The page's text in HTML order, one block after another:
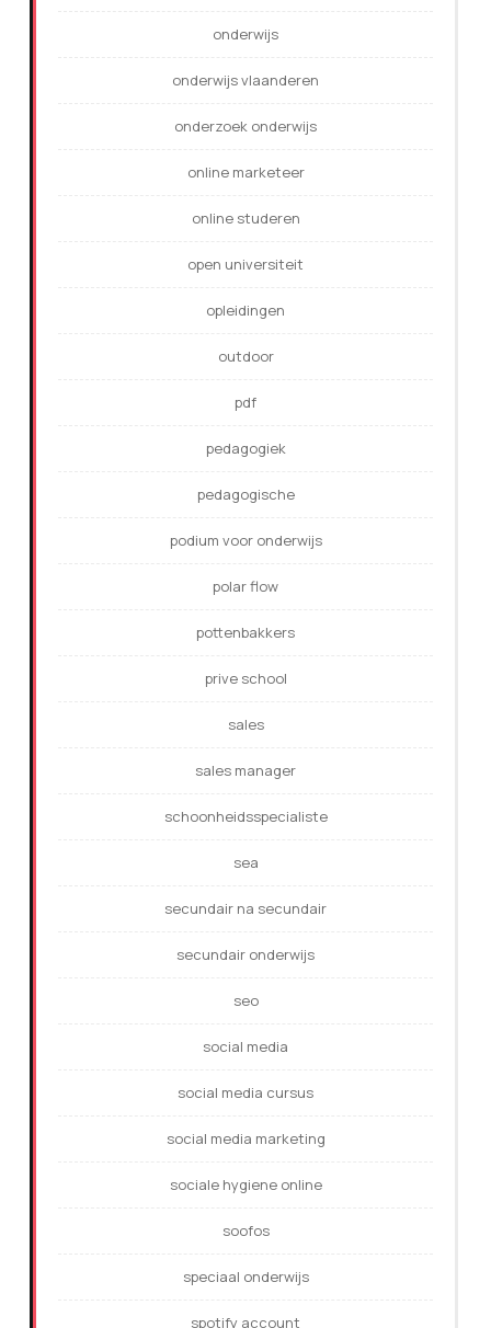
onderwijs
onderwijs vlaanderen
onderzoek onderwijs
online marketeer
online studeren
open universiteit
opleidingen
outdoor
pdf
pedagogiek
pedagogische
podium voor onderwijs
polar flow
pottenbakkers
prive school
sales
sales manager
schoonheidsspecialiste
sea
secundair na secundair
secundair onderwijs
seo
social media
social media cursus
social media marketing
sociale hygiene online
soofos
speciaal onderwijs
spotify account